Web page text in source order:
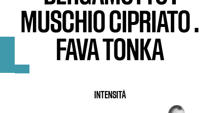
MUSCHIO CIPRIATO.
FAVA TONKA
INTENSITÀ